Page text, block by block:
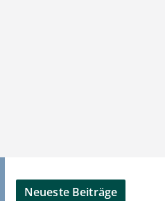
Neueste Beiträge